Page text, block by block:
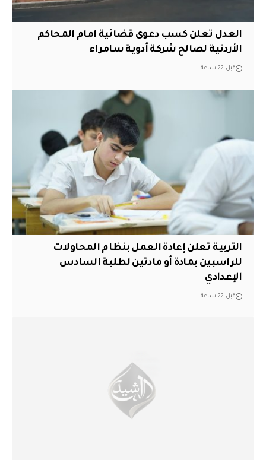
العدل تعلن كسب دعوى قضائية امام المحاكم
الأردنية لصالح شركة أدوية سامراء
قبل 22 ساعة
التربية تعلن إعادة العمل بنظام المحاولات
للراسبين بمادة أو مادتين لطلبة السادس
الإعدادي
قبل 22 ساعة